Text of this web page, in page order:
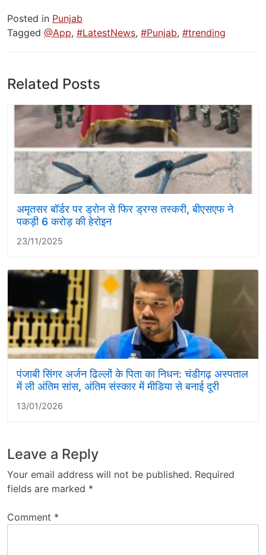
Posted in Punjab
Tagged @App, #LatestNews, #Punjab, #trending
Related Posts
अमृतसर बॉर्डर पर ड्रोन से फिर ड्रग्स तस्करी, बीएसएफ ने
पकड़ी 6 करोड़ की हेरोइन
23/11/2025
पंजाबी सिंगर अर्जन ढिल्लों के पिता का निधन: चंडीगढ़ अस्पताल
में ली अंतिम सांस, अंतिम संस्कार में मीडिया से बनाई दूरी
13/01/2026
Leave a Reply
Your email address will not be published. Required
fields are marked *
Comment *